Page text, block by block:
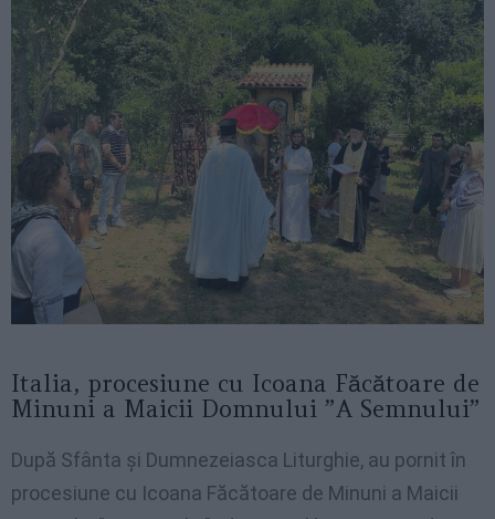
Italia, procesiune cu Icoana Făcătoare de
Minuni a Maicii Domnului ”A Semnului”
După Sfânta și Dumnezeiasca Liturghie, au pornit în
procesiune cu Icoana Făcătoare de Minuni a Maicii